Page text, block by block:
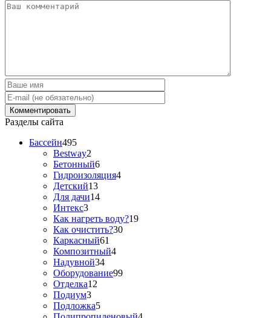
Разделы сайта
Бассейн495
Bestway2
Бетонный6
Гидроизоляция4
Детский13
Для дачи14
Интекс3
Как нагреть воду?19
Как очистить?30
Каркасный61
Композитный4
Надувной34
Оборудование99
Отделка12
Подиум3
Подложка5